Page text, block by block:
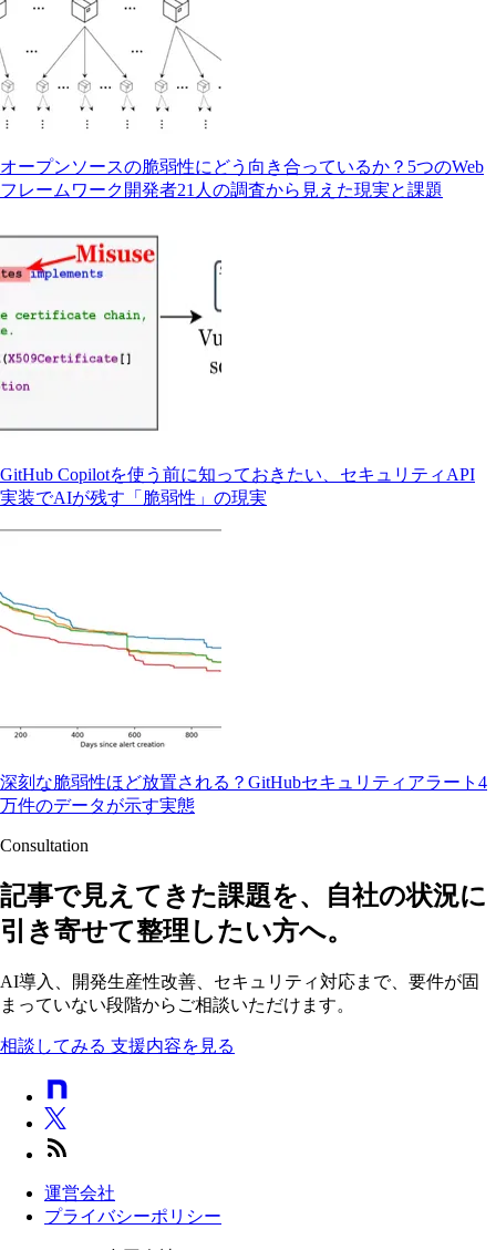
オープンソースの脆弱性にどう向き合っているか？5つのWeb
フレームワーク開発者21人の調査から見えた現実と課題
GitHub Copilotを使う前に知っておきたい、セキュリティAPI
実装でAIが残す「脆弱性」の現実
深刻な脆弱性ほど放置される？GitHubセキュリティアラート4
万件のデータが示す実態
Consultation
記事で見えてきた課題を、自社の状況に
引き寄せて整理したい方へ。
AI導入、開発生産性改善、セキュリティ対応まで、要件が固
まっていない段階からご相談いただけます。
相談してみる 支援内容を見る
運営会社
プライバシーポリシー